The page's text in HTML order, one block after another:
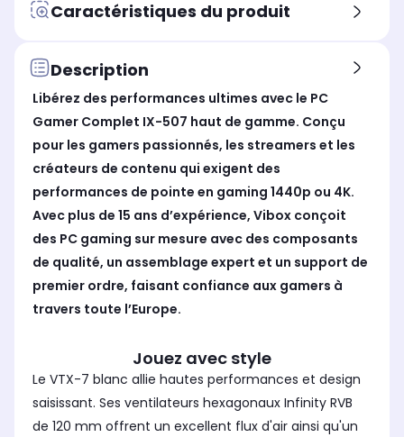
Mémoire vive
32 Go
DDR5
Stockage
SSD 2 To
GHz)
4.2
Fréquence Turboboost (en GHz)
Mémoire vive
32 Go
Stockage
SSD 2 To
GHz)
4.2
Fréquence Turboboost (en GHz)
5
Caractéristiques du produit
Description
Libérez des performances ultimes avec le PC
Gamer Complet IX-507 haut de gamme. Conçu
pour les gamers passionnés, les streamers et les
créateurs de contenu qui exigent des
performances de pointe en gaming 1440p ou 4K.
Avec plus de 15 ans d’expérience, Vibox conçoit
des PC gaming sur mesure avec des composants
de qualité, un assemblage expert et un support de
premier ordre, faisant confiance aux gamers à
travers toute l’Europe.
Jouez avec style
Le VTX-7 blanc allie hautes performances et design
saisissant. Ses ventilateurs hexagonaux Infinity RVB
de 120 mm offrent un excellent flux d'air ainsi qu'un